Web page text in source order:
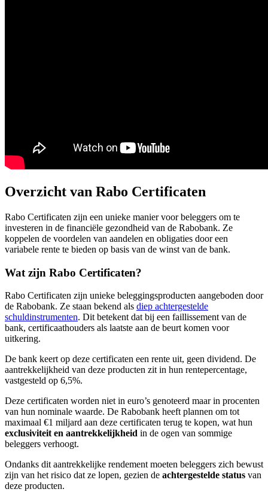
Overzicht van Rabo Certificaten
Rabo Certificaten zijn een unieke manier voor beleggers om te
investeren in de financiële gezondheid van de Rabobank. Ze
koppelen de voordelen van aandelen en obligaties door een
variabele rente te bieden op basis van de winst van de bank.
Wat zijn Rabo Certificaten?
Rabo Certificaten zijn unieke beleggingsproducten aangeboden door
de Rabobank. Ze staan bekend als diep achtergestelde
schuldinstrumenten. Dit betekent dat bij een faillissement van de
bank, certificaathouders als laatste aan de beurt komen voor
uitkering.
De bank keert op deze certificaten een rente uit, geen dividend. De
aantrekkelijkheid van deze producten zit in hun rentepercentage,
vastgesteld op 6,5%.
Deze certificaten worden niet in euro’s genoteerd maar in procenten
van hun nominale waarde. De Rabobank heeft plannen om tot
maximaal €1 miljard aan deze certificaten terug te kopen, wat hun
exclusiviteit en aantrekkelijkheid in de ogen van sommige
beleggers verhoogt.
Ondanks dit aantrekkelijke rendement moeten beleggers zich bewust
zijn van het risico dat ze lopen, gezien de achtergestelde status van
deze producten.